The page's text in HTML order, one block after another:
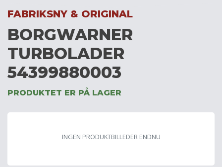
FABRIKSNY & ORIGINAL
BORGWARNER
TURBOLADER
54399880003
PRODUKTET ER PÅ LAGER
INGEN PRODUKTBILLEDER ENDNU